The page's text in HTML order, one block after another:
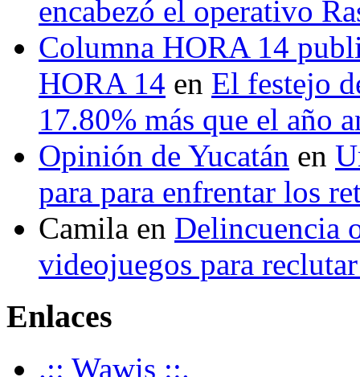
encabezó el operativo
Columna HORA 14
HORA 14 en El festejo
17.80% más que el año
Opinión de Yucatán en
para para enfrentar los
Camila en Delincuencia
videojuegos para
Enlaces
.:: Wawis ::.